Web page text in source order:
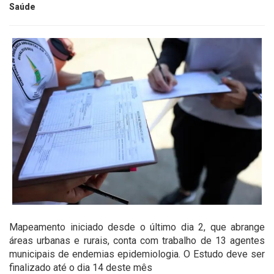
Saúde
Mapeamento iniciado desde o último dia 2, que abrange
áreas urbanas e rurais, conta com trabalho de 13 agentes
municipais de endemias epidemiologia. O Estudo deve ser
finalizado até o dia 14 deste mês